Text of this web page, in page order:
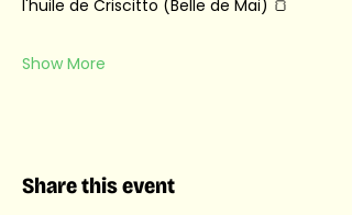
l'huile de Criscitto (Belle de Mai) 🍞
Show More
Share this event